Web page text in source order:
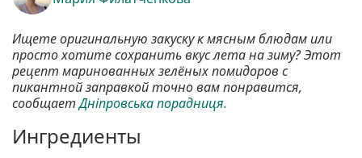
Ищете оригинальную закуску к мясным блюдам или
просто хотите сохранить вкус лета на зиму? Этот
рецепт маринованных зелёных помидоров с
пикантной заправкой точновам понравится,
сообщаетДніпровська порадниця.
Ингредиенты